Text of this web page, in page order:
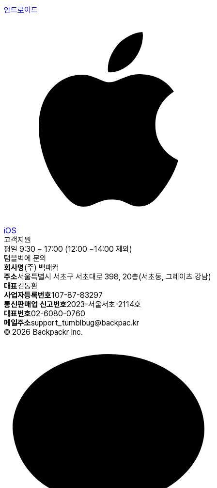
안드로이드
iOS
고객지원
평일 9:30 ~ 17:00 (12:00 ~14:00 제외)
텀블벅에 문의
회사명(주) 백패커
주소서울특별시 서초구 서초대로 398, 20층(서초동, 그레이츠 강남)
대표김동환
사업자등록번호107-87-83297
통신판매업 신고번호2023-서울서초-2114호
대표번호02-6080-0760
메일주소support_tumblbug@backpac.kr
© 2026 Backpackr Inc.